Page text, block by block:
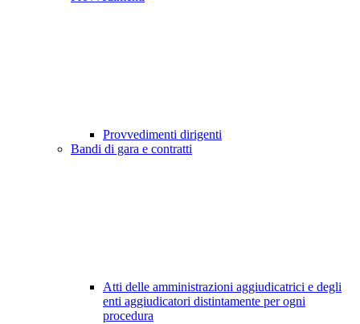
Provvedimenti dirigenti
Bandi di gara e contratti
Atti delle amministrazioni aggiudicatrici e degli
enti aggiudicatori distintamente per ogni
procedura